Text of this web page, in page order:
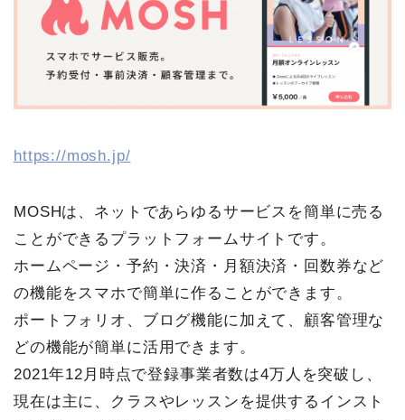
https://mosh.jp/
MOSHは、ネットであらゆるサービスを簡単に売る
ことができるプラットフォームサイトです。
ホームページ・予約・決済・月額決済・回数券など
の機能をスマホで簡単に作ることができます。
ポートフォリオ、ブログ機能に加えて、顧客管理な
どの機能が簡単に活用できます。
2021年12月時点で登録事業者数は4万人を突破し、
現在は主に、クラスやレッスンを提供するインスト